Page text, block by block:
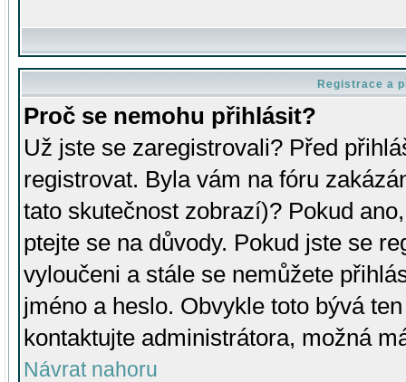
Registrace a
Proč se nemohu přihlásit?
Už jste se zaregistrovali? Před
registrovat. Byla vám na fóru
tato skutečnost zobrazí)? Pokud
ptejte se na důvody. Pokud jste se
vyloučeni a stále se nemůžete
jméno a heslo. Obvykle toto bývá
kontaktujte administrátora, možná
Návrat nahoru